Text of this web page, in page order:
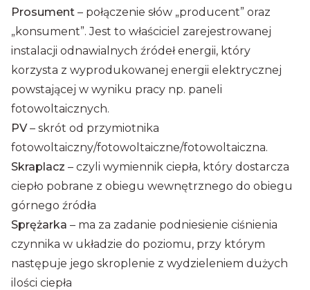
Prosument – połączenie słów „producent” oraz
„konsument”. Jest to właściciel zarejestrowanej
instalacji odnawialnych źródeł energii, który
korzysta z wyprodukowanej energii elektrycznej
powstającej w wyniku pracy np. paneli
fotowoltaicznych.
PV– skrót od przymiotnika
fotowoltaiczny/fotowoltaiczne/fotowoltaiczna.
Skraplacz – czyli wymiennik ciepła, który dostarcza
ciepło pobrane z obiegu wewnętrznego do obiegu
górnego źródła
Sprężarka – ma za zadanie podniesienie ciśnienia
czynnika w układzie do poziomu, przy którym
następuje jego skroplenie z wydzieleniem dużych
ilości ciepła